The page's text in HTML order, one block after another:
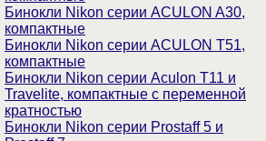
Бинокли Nikon серии ACULON A30,
компактные
Бинокли Nikon серии ACULON Т51,
компактные
Бинокли Nikon серии Aculon T11 и
Travelite, компактные с переменной
кратностью
Бинокли Nikon серии Prostaff 5 и